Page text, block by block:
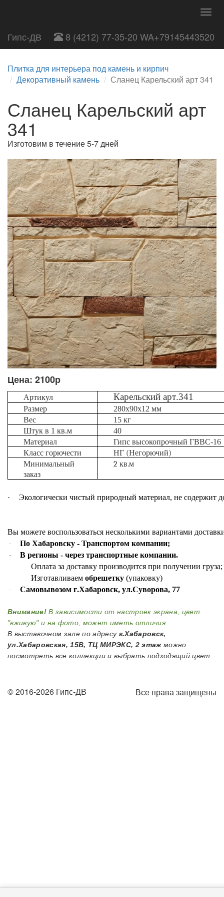
Гипс-ДВ 8 (4212) 77-35-20 WA+79145443520
Плитка для интерьера под камень и кирпич
Декоративный камень
Сланец Карельский арт 341
Сланец Карельский арт
341
Изготовим в течение 5-7 дней
Цена: 2100р
Артикул Карельский арт.341
Размер 280х90х12мм
Вес
15кг
Штук в 1кв.м 40
Материал Гипс высокопрочный ГВВС-16
Класс горючести
НГ (Негорючий)
Минимальный
заказ
2 кв.м
· Экологически чистый природный материал, не содержит
Вы можете воспользоваться несколькими вариантами
· По Хабаровску - Транспортом компании;
· В регионы - через транспортные компании.
Оплата за доставку производится при получении груза
Изготавливаем обрешетку (упаковку)
· Самовывозом г.Хабаровск, ул.Суворова, 77
Внимание! В зависимости от настроек экрана, цвет
"вживую" и на фото, может иметь отличия.
В выставочном зале по адресу г.Хабаровск,
ул.Хабаровская, 15В, ТЦ МИРЭКС, 2 этажможно
посмотреть все коллекции и выбрать подходящий цвет.
© 2016-2026 Гипс-ДВ Все права защищены